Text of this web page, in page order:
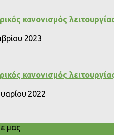
κανονισμός
2023
κανονισμός
2022
μας